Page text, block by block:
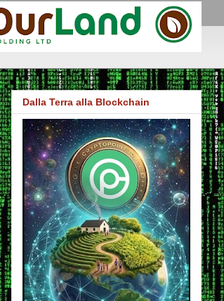
Dalla Terra alla Blockchain